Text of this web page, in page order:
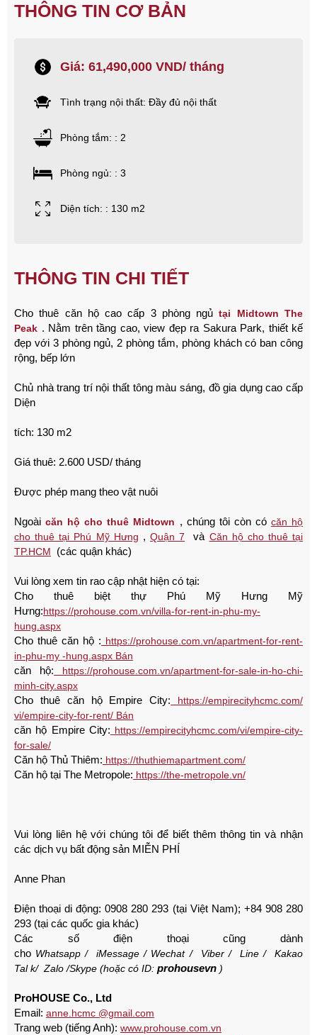
THÔNG TIN CƠ BẢN
Giá: 61,490,000 VND/ tháng
Tình trạng nội thất: Đầy đủ nội thất
Phòng tắm: : 2
Phòng ngủ: : 3
Diện tích: : 130 m2
THÔNG TIN CHI TIẾT
Cho thuê căn hộ cao cấp 3 phòng ngủtại Midtown The
Peak . Nằm trên tầng cao, view đẹp ra Sakura Park, thiết kế
đẹp với 3 phòng ngủ, 2 phòng tắm, phòng khách có ban công
rộng, bếp lớn
Chủ nhà trang trí nội thất tông màu sáng, đồ gia dụng cao cấp
Diện
tích: 130 m2
Giá thuê: 2.600 USD/ tháng
Được phép mang theo vật nuôi
Ngoàicăn hộ cho thuê Midtown , chúng tôi còn có căn hộ
cho thuê tại Phú Mỹ Hưng , Quận 7 và Căn hộ cho thuê tại
TP.HCM (các quận khác)
Vui lòng xem tin rao cập nhật hiện có tại:
Cho thuê biệt thự Phú Mỹ Hưng Mỹ
Hưng:https://prohouse.com.vn/villa-for-rent-in-phu-my-
hung.aspx
Cho thuê căn hộ : https://prohouse.com.vn/apartment-for-rent-
in-phu-my -hung.aspx Bán
căn hộ: https://prohouse.com.vn/apartment-for-sale-in-ho-chi-
minh-city.aspx
Cho thuê căn hộ Empire City: https://empirecityhcmc.com/
vi/empire-city-for-rent/ Bán
căn hộ Empire City: https://empirecityhcmc.com/vi/empire-city-
for-sale/
Căn hộ Thủ Thiêm: https://thuthiemapartment.com/
Căn hộ tại The Metropole: https://the-metropole.vn/
Vui lòng liên hệ với chúng tôi để biết thêm thông tin và nhận
các dịch vụ bất động sản MIỄN PHÍ
Anne Phan
Điện thoại di động: 0908 280 293 (tại Việt Nam); +84 908 280
293 (tại các quốc gia khác)
Các số điện thoại cũng dành
cho Whatsapp/ iMessage/ Wechat/ Viber/ Line/
Kakao
Talk/ Zalo/Skype (hoặc có ID: prohousevn )
ProHOUSE Co., Ltd
Email: anne.hcmc @gmail.com
Trang web (tiếng Anh): www.prohouse.com.vn